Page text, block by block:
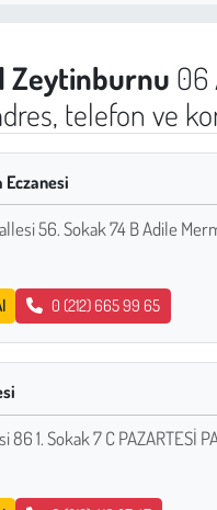
Zeytinburnu 06
telefon ve
Eczanesi
56. Sokak 74 B Adile
0 (212) 665 99 65
86 1. Sokak 7 C PAZARTESİ